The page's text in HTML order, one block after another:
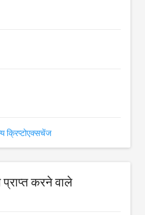
क्रिप्टोएक्सचेंज
करने वाले